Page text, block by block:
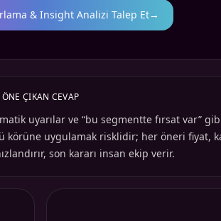
& Insight Analizi Talep Et→
ÖNE ÇIKAN CEVAP
uyarılar ve “bu segmentte fırsat var”
uygulamak risklidir; her öneri fiyat,
son kararı insan ekip verir.